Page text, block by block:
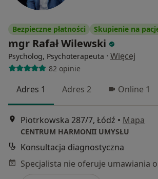
Bezpieczne płatności Skupienie na
mgr Rafał Wilewski
Psycholog, Psychoterapeuta · Więcej
82 opinie
Adres 1 Adres 2 Online 1
Piotrkowska 287/7, Łódź • Mapa
CENTRUM HARMONII UMYSŁU
Konsultacja diagnostyczna